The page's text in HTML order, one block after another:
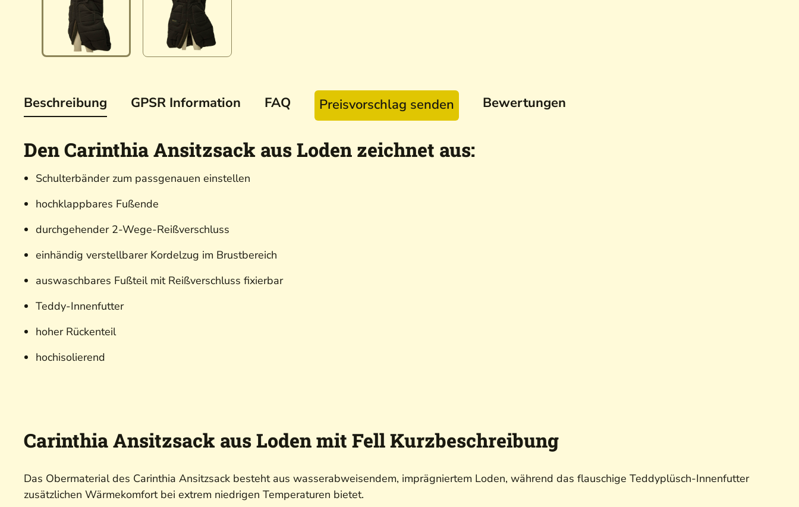
Beschreibung GPSR Information FAQ Preisvorschlag senden Bewertungen
Den Carinthia Ansitzsack aus Loden zeichnet aus:
Schulterbänder zum passgenauen einstellen
hochklappbares Fußende
durchgehender 2-Wege-Reißverschluss
einhändig verstellbarer Kordelzug im Brustbereich
auswaschbares Fußteil mit Reißverschluss fixierbar
Teddy-Innenfutter
hoher Rückenteil
hochisolierend
Carinthia Ansitzsack aus Loden mit Fell Kurzbeschreibung
Das Obermaterial des Carinthia Ansitzsack besteht aus wasserabweisendem, imprägniertem Loden, während das flauschige Teddyplüsch-Innenfutter
zusätzlichen Wärmekomfort bei extrem niedrigen Temperaturen bietet.